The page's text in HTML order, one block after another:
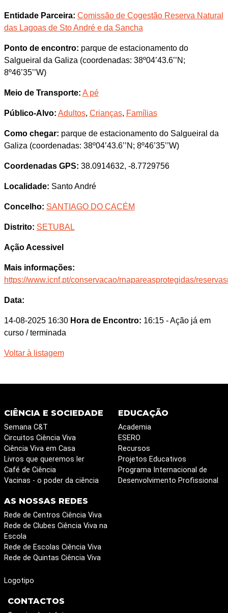
Entidade Parceira: Comissão de Cogestão Reserva Natural
das Lagoas de Sto André e da Sancha
Ponto de encontro: parque de estacionamento do
Salgueiral da Galiza (coordenadas: 38º04’43.6’’N;
8º46’35’’W)
Meio de Transporte: A pé
Público-Alvo: Adultos, Crianças, Famílias
Como chegar: parque de estacionamento do Salgueiral da
Galiza (coordenadas: 38º04’43.6’’N; 8º46’35’’W)
Coordenadas GPS: 38.0914632, -8.7729756
Localidade: Santo André
Concelho: SANTIAGO DO CACÉM
Distrito: SETUBAL
Ação Acessivel
Mais informações:
https://www.icnf.pt/conservacao/rnapareasprotegidas/
Data:
14-08-2025 16:30 Hora de Encontro: 16:15 - Ação já em
curso / terminada
Voltar à listagem
CIÊNCIA E SOCIEDADE
Semana C&T
Circuitos Ciência Viva
Ciência Viva em Casa
Livros que queremos ler
Café de Ciência
Vacinas - o poder da ciência
EDUCAÇÃO
Academia
ESERO
Recursos
Projetos Educativos
Programa Internacional de
Desenvolvimento Profissional
AS NOSSAS REDES
Rede de Centros Ciência Viva
Rede de Clubes Ciência Viva na
Escola
Rede de Escolas Ciência Viva
Rede de Quintas Ciência Viva
Logotipo
CONTACTOS